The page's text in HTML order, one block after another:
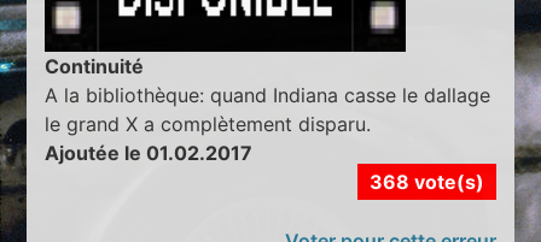
Continuité
A la bibliothèque: quand Indiana casse le dallage
le grand X a complètement disparu.
Ajoutée le 01.02.2017
368 vote(s)